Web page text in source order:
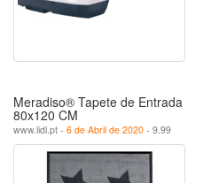
Meradiso® Tapete de Entrada
80x120 CM
www.lidl.pt - 6 de Abril de 2020 - 9.99